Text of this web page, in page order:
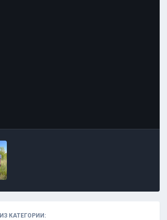
ИЗ КАТЕГОРИИ: